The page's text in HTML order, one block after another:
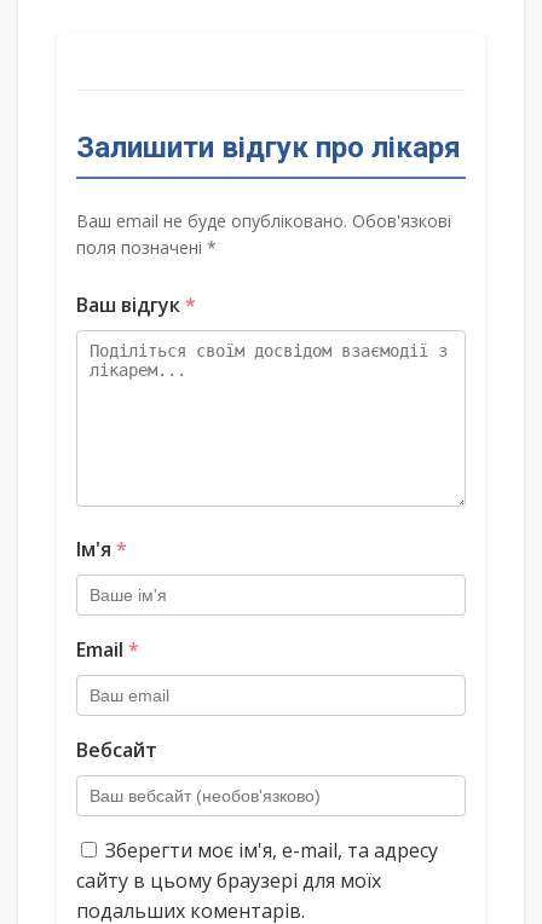
Залишити відгук про лікаря
Ваш email не буде опубліковано. Обов'язкові
поля позначені *
Ваш відгук*
Ім'я *
Email *
Вебсайт
Зберегти моє ім'я, e-mail, та адресу
сайту в цьому браузері для моїх
подальших коментарів.